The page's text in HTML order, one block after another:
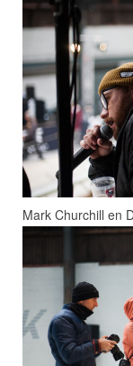
Mark Churchill en